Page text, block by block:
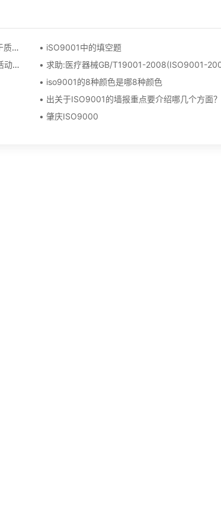
• 结合iso9001标准,你认为你本人的岗位需要做哪些于质量有关的工作
• ISO9001中为什么只是6项活动必须形成文件,其他活动就不用做程序文件了吗？
• iSO9001中的填空题
• iso9001的8种颜色是哪8种颜色
• 出关于ISO9001的墙报重点要介绍哪几个方面？
• 肇庆ISO9000